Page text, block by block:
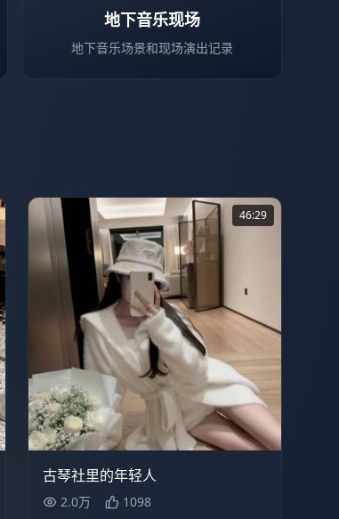
地下音乐现场
地下音乐场景和现场演出记录
2.0万 46:29
46:29
古琴社里的年轻人
2.0万 1098